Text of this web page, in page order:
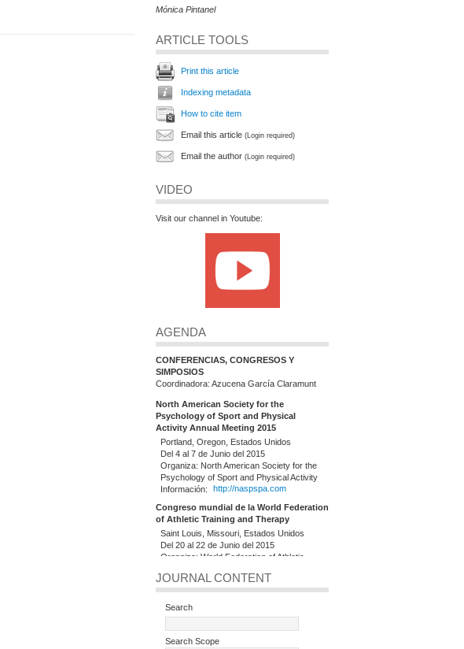
Mónica Pintanel
ARTICLE TOOLS
Print this article
Indexing metadata
How to cite item
Email this article (Login required)
Email the author (Login required)
VIDEO
Visit our channel in Youtube:
AGENDA
CONFERENCIAS, CONGRESOS Y
SIMPOSIOS
Coordinadora: Azucena García Claramunt
North American Society for the
Psychology of Sport and Physical
Activity Annual Meeting 2015
Portland, Oregon, Estados Unidos
Del 4 al 7 de Junio del 2015
Organiza: North American Society for the
Psychology of Sport and Physical Activity
Información:
http://naspspa.com
Congreso mundial de la World Federation
of Athletic Training and Therapy
Saint Louis, Missouri, Estados Unidos
Del 20 al 22 de Junio del 2015
Organiza: World Federation of Athletic
Información: http://www.slu.edu
College of Sport Science (ECSS)
Del 24 al 27 de Junio del 2015
JOURNAL CONTENT
Search
Search Scope